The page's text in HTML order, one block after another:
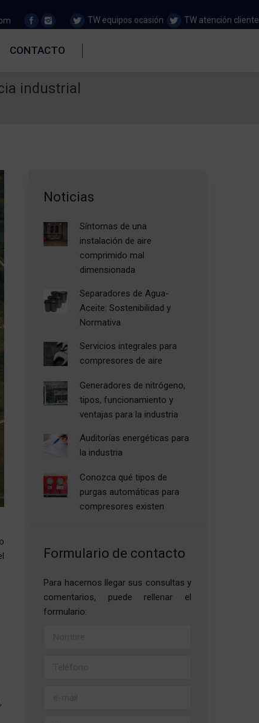
TW equipos ocasión TW atención cliente
CONTACTO
industrial
Noticias
Síntomas de una
instalación de aire
comprimido mal
dimensionada
Separadores de Agua-
Aceite: Sostenibilidad y
Normativa
Servicios integrales para
compresores de aire
Generadores de nitrógeno,
tipos, funcionamiento y
ventajas para la industria
Auditorías energéticas para
la industria
Conozca qué tipos de
purgas automáticas para
compresores existen
Formulario de contacto
Para hacernos llegar sus consultas y
comentarios, puede rellenar el
formulario: